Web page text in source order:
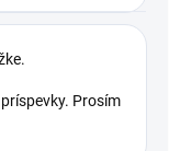
Prosím